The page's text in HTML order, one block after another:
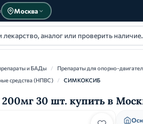
Москва
и БАДы / Препараты для опорно-
средства (НПВС)
/ СИМКОКСИБ
30 шт. купить в